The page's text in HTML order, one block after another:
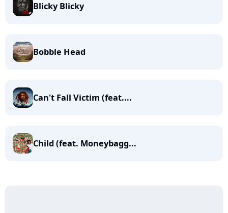
Blicky Blicky
Bobble Head
Can't Fall Victim (feat....
Child (feat. Moneybagg...